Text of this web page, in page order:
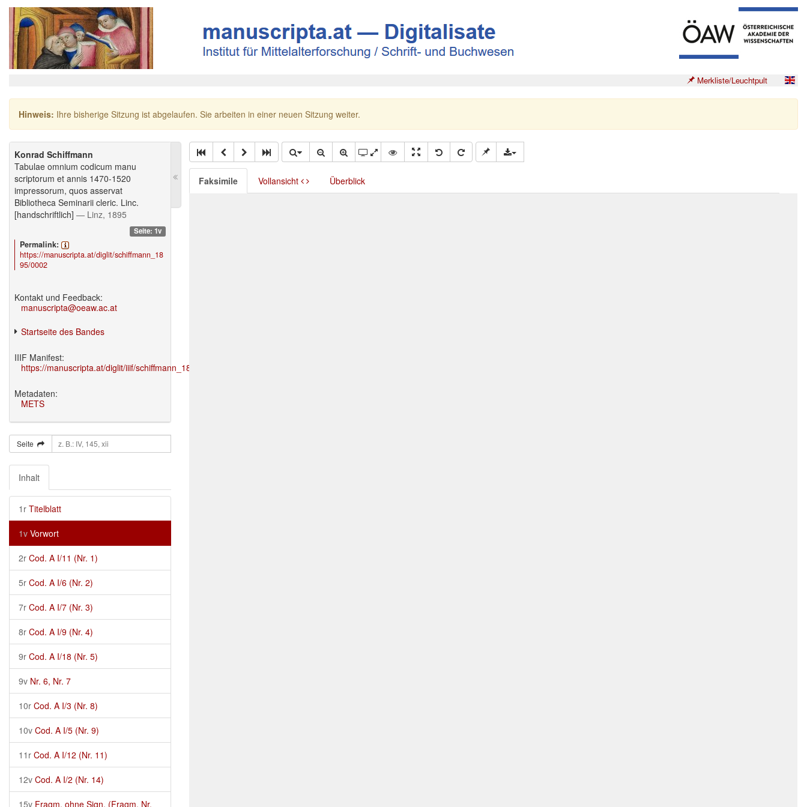
Merkliste/Leuchtpult
Hinweis: Ihre bisherige Sitzung ist abgelaufen. Sie arbeiten in einer neuen Sitzung weiter.
Konrad Schiffmann
Tabulae omnium codicum manu
scriptorum et annis 1470-1520
impressorum, quos asservat
Bibliotheca Seminarii cleric. Linc.
[handschriftlich] — Linz, 1895
Seite: 1v
Permalink:
https://manuscripta.at/diglit/schiffmann_18
95/0002
Kontakt und Feedback:
manuscripta@oeaw.ac.at
Startseite des Bandes
IIIF Manifest:
https://manuscripta.at/diglit/iiif/schiffmann_1895/manifest.json
Metadaten:
METS
Seite
Inhalt
1r Titelblatt
1v Vorwort
2r Cod. A I/11 (Nr. 1)
5r Cod. A I/6 (Nr. 2)
7r Cod. A I/7 (Nr. 3)
8r Cod. A I/9 (Nr. 4)
9r Cod. A I/18 (Nr. 5)
9v Nr. 6, Nr. 7
10r Cod. A I/3 (Nr. 8)
10v Cod. A I/5 (Nr. 9)
11r Cod. A I/12 (Nr. 11)
12v Cod. A I/2 (Nr. 14)
15v Fragm. ohne Sign. (Fragm. Nr.
Faksimile Vollansicht Überblick